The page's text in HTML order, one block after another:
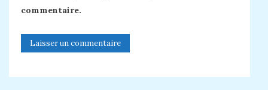
commentaire.